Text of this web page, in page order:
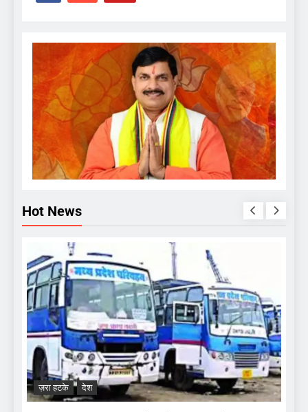
Hot News
ज़रा हटके देश